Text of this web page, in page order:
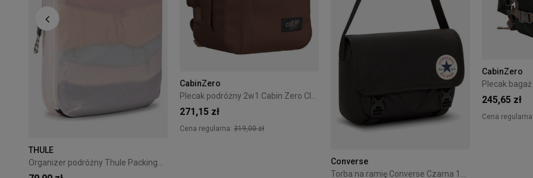
THULE
Organizer podróżny Thule PackingCube kompresyjny M biały
CabinZero
271,15 zł
Cena regularna: 319,00 zł
Converse
Torba na ramię Converse Czarna 10026011-A01
CabinZero
245,65 zł
Cena regularna: